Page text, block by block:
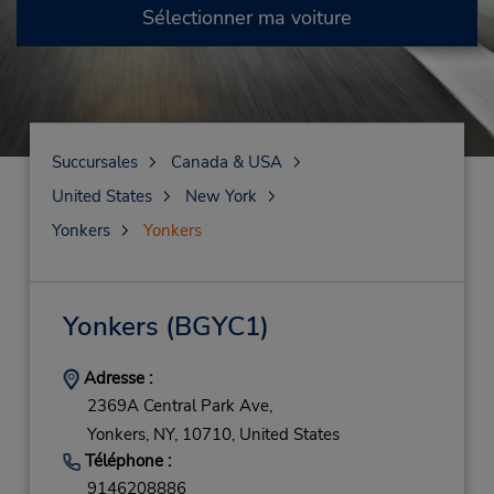
Sélectionner ma voiture
Succursales
Canada & USA
United States
New York
Yonkers
Yonkers
Yonkers (BGYC1)
Adresse :
2369A Central Park Ave,
Yonkers, NY, 10710, United States
Téléphone :
9146208886